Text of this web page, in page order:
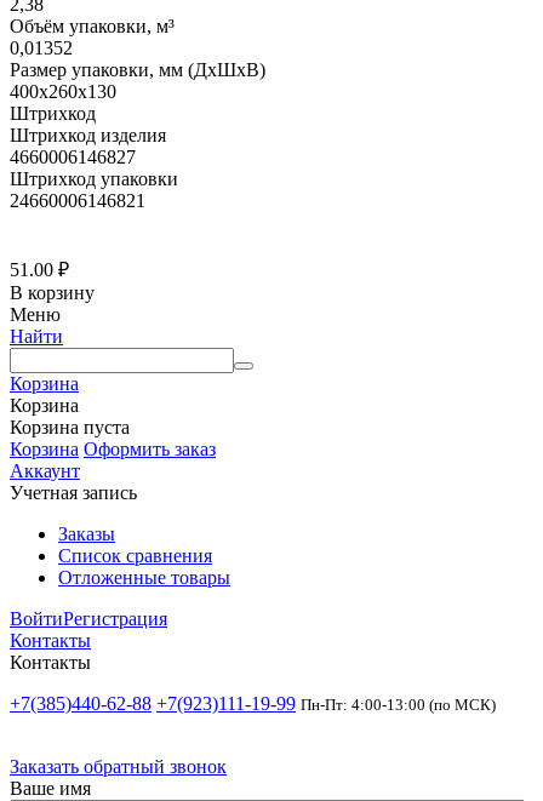
2,38
Объём упаковки, м³
0,01352
Размер упаковки, мм (ДхШхВ)
400х260х130
Штрихкод
Штрихкод изделия
4660006146827
Штрихкод упаковки
24660006146821
51.00 ₽
В корзину
Меню
Найти
Корзина
Корзина
Корзина пуста
Корзина Оформить заказ
Аккаунт
Учетная запись
Заказы
Список сравнения
Отложенные товары
ВойтиРегистрация
Контакты
Контакты
+7(385)440-62-88 +7(923)111-19-99 Пн-Пт: 4:00-13:00 (по МСК)
Заказать обратный звонок
Ваше имя